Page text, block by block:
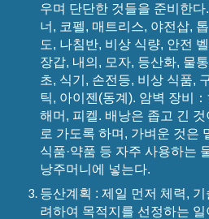
우며 단단한 것들을 준비한
너, 코펠, 매트리스, 야전삽,
도, 나침반, 비상 식량, 안전
장갑, 내의, 모자, 등산화, 물
초, 식기, 손전등, 비상 식품,
틱, 아이젠(동계). 암벽 장비
해머, 피켈. 배낭은 좁고 긴
로 가도록 하며, 가벼운 것은
식품·약품 등 자주 사용하는
낭주머니에 넣는다.
등산계획 : 제일 먼저 체력,
려하여 목적지를 선정하는